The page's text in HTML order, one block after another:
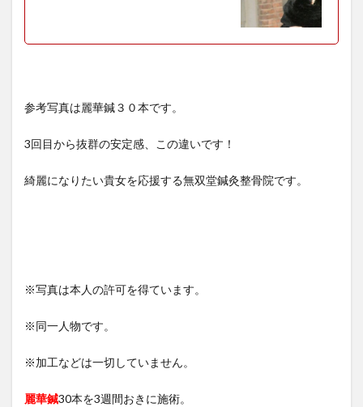
参考写真は麗華鍼３０本です。
3回目から抜群の安定感、この違いです！
綺麗になりたい貴女を応援する無双堂鍼灸整骨院です。
※写真は本人の許可を得ています。
※同一人物です。
※加工などは一切していません。
麗華鍼30本を3週間おきに施術。